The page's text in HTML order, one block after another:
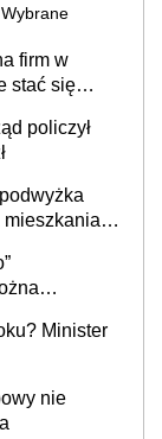
Wybrane
firm w
stać się
policzył
mieszkania,
Minister
nie